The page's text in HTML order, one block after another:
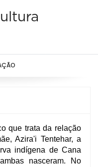
que trata da relação
Azira'i Tentehar, a
indígena de Cana
nasceram. No